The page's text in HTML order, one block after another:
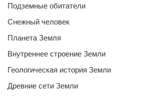
Подземные обитатели
Снежный человек
Планета Земля
Внутреннее строение Земли
Геологическая история Земли
Древние сети Земли